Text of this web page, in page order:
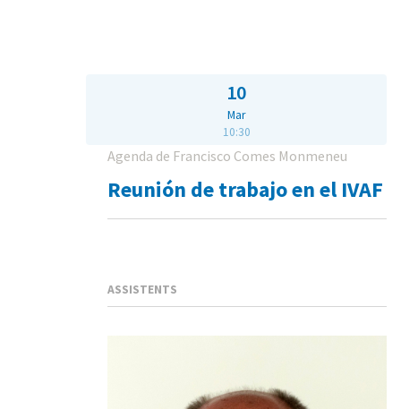
10
Mar
10:30
Agenda de Francisco Comes Monmeneu
Reunión de trabajo en el IVAF
ASSISTENTS